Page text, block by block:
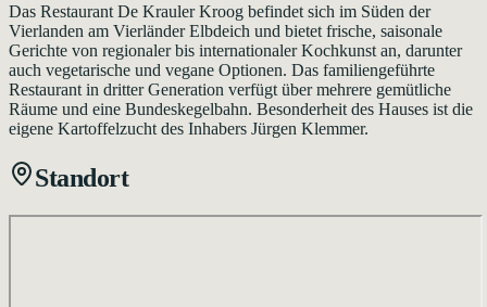
Das Restaurant De Krauler Kroog befindet sich im Süden der
Vierlanden am Vierländer Elbdeich und bietet frische, saisonale
Gerichte von regionaler bis internationaler Kochkunst an, darunter
auch vegetarische und vegane Optionen. Das familiengeführte
Restaurant in dritter Generation verfügt über mehrere gemütliche
Räume und eine Bundeskegelbahn. Besonderheit des Hauses ist die
eigene Kartoffelzucht des Inhabers Jürgen Klemmer.
Standort